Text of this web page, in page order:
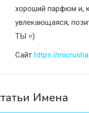
хороший парфюм и,
увлекающаяся,
ТЫ =)
Сайт https://
Имена